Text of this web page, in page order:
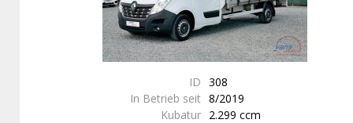
ID 308
In Betrieb seit 8/2019
Kubatur 2.299 ccm